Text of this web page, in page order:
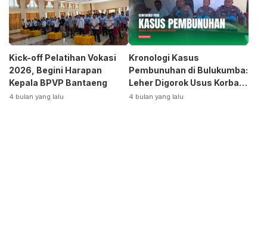
Kick-off Pelatihan Vokasi
2026, Begini Harapan
Kepala BPVP Bantaeng
4 bulan yang lalu
Kronologi Kasus
Pembunuhan di Bulukumba:
Leher Digorok Usus Korban
Dikeluarkan
4 bulan yang lalu